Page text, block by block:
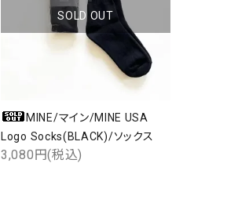
SOLD OUT
MINE/マイン/MINE USA
Logo Socks(BLACK)/ソックス
3,080円(税込)